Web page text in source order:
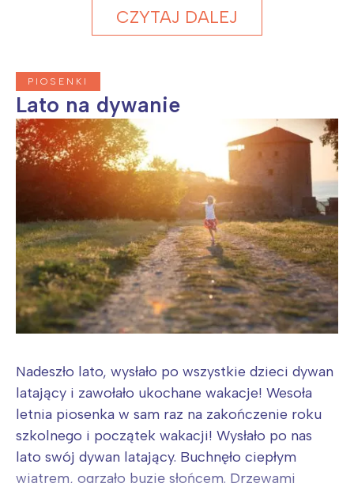
CZYTAJ DALEJ
PIOSENKI
Lato na dywanie
Nadeszło lato, wysłało po wszystkie dzieci dywan
latający i zawołało ukochane wakacje! Wesoła
letnia piosenka w sam raz na zakończenie roku
szkolnego i początek wakacji! Wysłało po nas
lato swój dywan latający. Buchnęło ciepłym
wiatrem, ogrzało buzię słońcem. Drzewami